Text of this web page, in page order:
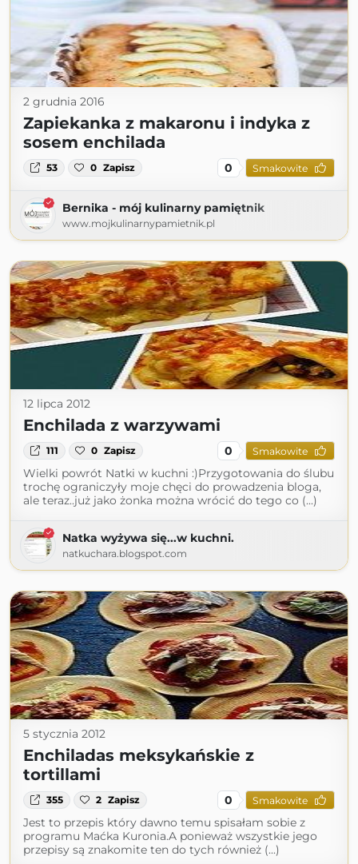
2 grudnia 2016
Zapiekanka z makaronu i indyka z
sosem enchilada
53 0 Zapisz 0 Smakowite
Bernika - mój kulinarny pamiętnik
www.mojkulinarnypamietnik.pl
12 lipca 2012
Enchilada z warzywami
111 0 Zapisz 0 Smakowite
Wielki powrót Natki w kuchni :)Przygotowania do ślubu
trochę ograniczyły moje chęci do prowadzenia bloga,
ale teraz..już jako żonka można wrócić do tego co (...)
Natka wyżywa się...w kuchni.
natkuchara.blogspot.com
5 stycznia 2012
Enchiladas meksykańskie z
tortillami
355 2 Zapisz 0 Smakowite
Jest to przepis który dawno temu spisałam sobie z
programu Maćka Kuronia.A ponieważ wszystkie jego
przepisy są znakomite ten do tych również (...)